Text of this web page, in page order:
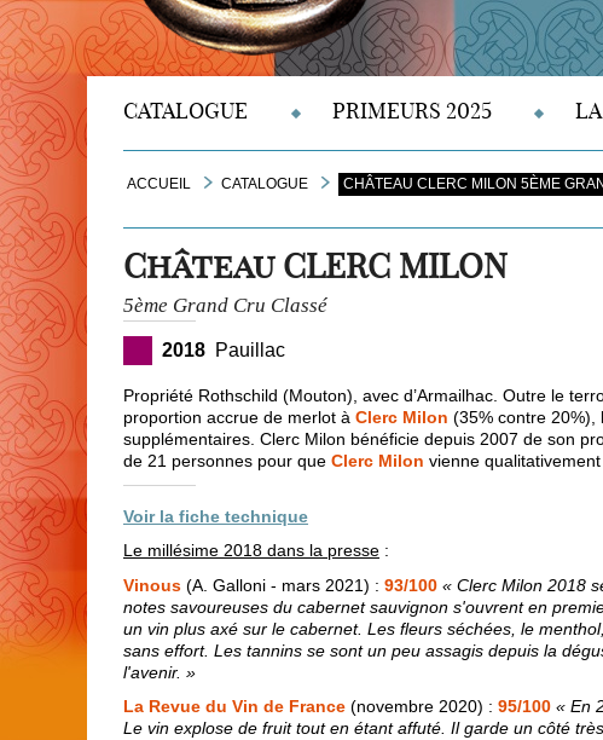
CATALOGUE PRIMEURS 2025
ACCUEIL CATALOGUE CHÂTEAU CLERC MILON 5ÈME
Château CLERC MILON
5ème Grand Cru Classé
2018 Pauillac
Propriété Rothschild (Mouton), avec d’Armailhac. Outre le
proportion accrue de merlot àClerc Milon (35% contre 20%),
supplémentaires. Clerc Milon bénéficie depuis 2007 de son
de 21 personnes pour queClerc Milon vienne
Voir la fiche technique
Le millésime 2018 dans la presse :
Vinous(A. Galloni - mars 2021) : 93/100« Clerc Milon 2018
notes savoureuses du cabernet sauvignon s'ouvrent en
un vin plus axé sur le cabernet. Les fleurs séchées, le
sans effort. Les tannins se sont un peu assagis depuis la
l'avenir. »
La Revue du Vin de France (novembre 2020) : 95/100 « En
Le vin explose de fruit tout en étant affuté. Il garde un côté